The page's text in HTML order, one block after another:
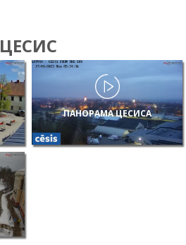
ЦЕСИС
ПАНОРАМА ЦЕСИСА